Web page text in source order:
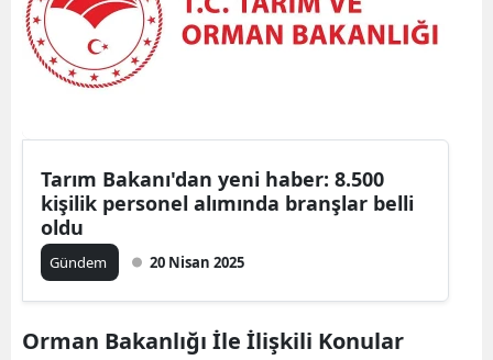
Tarım Bakanı'dan yeni haber: 8.500
kişilik personel alımında branşlar belli
oldu
Gündem 20 Nisan 2025
Orman Bakanlığı İle İlişkili Konular